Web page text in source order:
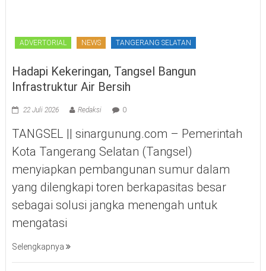
ADVERTORIAL NEWS TANGERANG SELATAN
Hadapi Kekeringan, Tangsel Bangun
Infrastruktur Air Bersih
22 Juli 2026 Redaksi 0
TANGSEL || sinargunung.com – Pemerintah
Kota Tangerang Selatan (Tangsel)
menyiapkan pembangunan sumur dalam
yang dilengkapi toren berkapasitas besar
sebagai solusi jangka menengah untuk
mengatasi
Selengkapnya